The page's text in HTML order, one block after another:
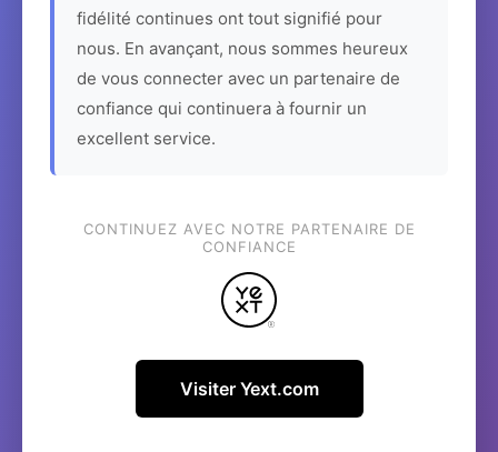
fidélité continues ont tout signifié pour
nous. En avançant, nous sommes heureux
de vous connecter avec un partenaire de
confiance qui continuera à fournir un
excellent service.
CONTINUEZ AVEC NOTRE PARTENAIRE DE
CONFIANCE
Visiter Yext.com